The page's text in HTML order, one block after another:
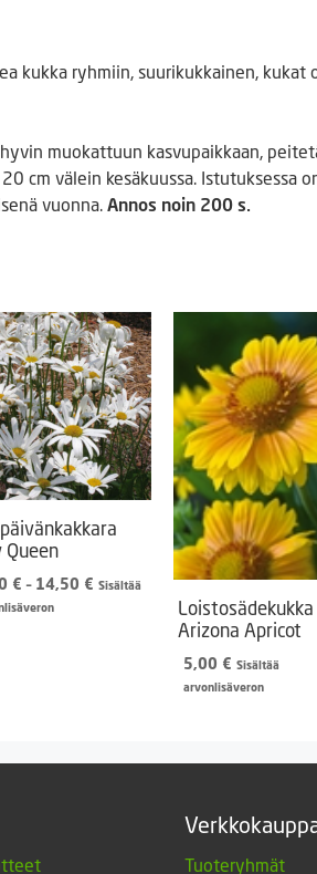
kukka ryhmiin, suurikukkainen,
muokattuun kasvupaikkaan,
cm välein kesäkuussa. Istutuksessa
vuonna. Annos noin 200 s.
Queen
€ – 14,50 € Hintaluokka:
Sisältää
Loistosädekukka
Arizona Apricot
5,00 € Sisältää
arvonlisäveron
Tuoteryhmät